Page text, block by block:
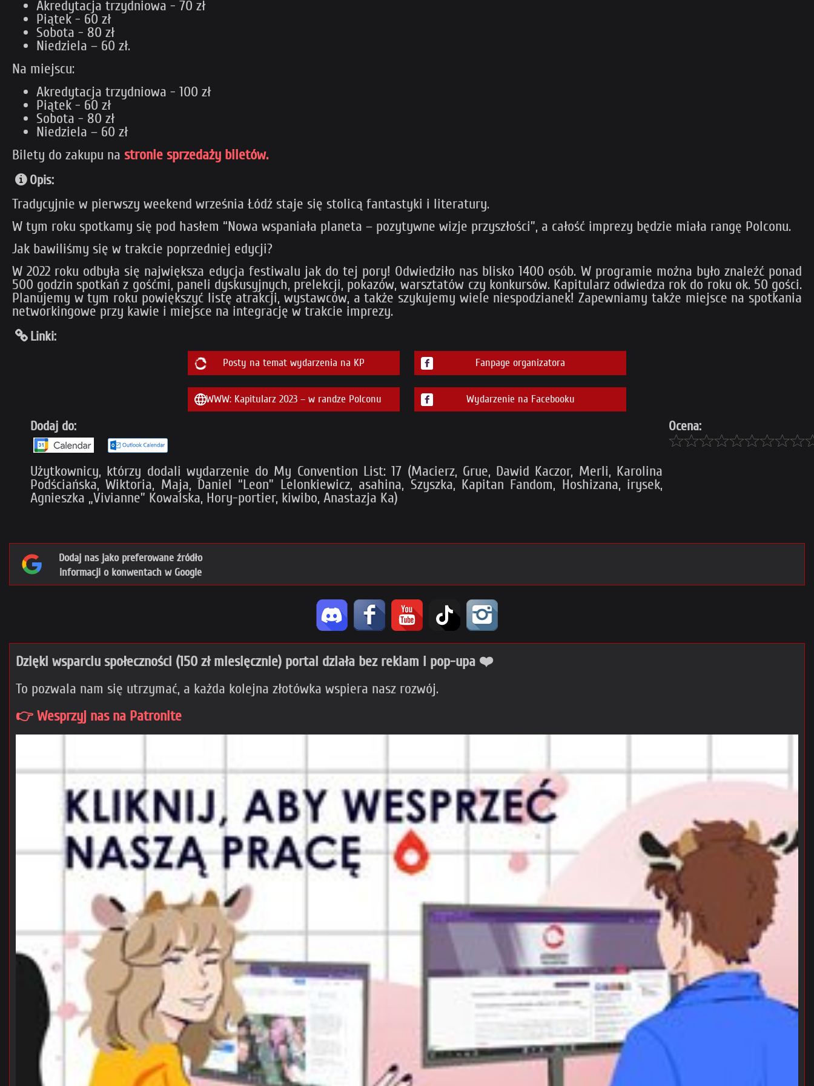
Akredytacja trzydniowa - 70 zł
Piątek - 60 zł
Sobota - 80 zł
Niedziela – 60 zł.
Na miejscu:
Akredytacja trzydniowa - 100 zł
Piątek - 60 zł
Sobota - 80 zł
Niedziela – 60 zł
Bilety do zakupu na stronie sprzedaży biletów.
Opis:
Tradycyjnie w pierwszy weekend września Łódź staje się stolicą fantastyki i literatury.
W tym roku spotkamy się pod hasłem “Nowa wspaniała planeta – pozytywne wizje przyszłości”, a całość imprezy będzie miała rangę Polconu.
Jak bawiliśmy się w trakcie poprzedniej edycji?
W 2022 roku odbyła się największa edycja festiwalu jak do tej pory! Odwiedziło nas blisko 1400 osób. W programie można było znaleźć ponad
500 godzin spotkań z gośćmi, paneli dyskusyjnych, prelekcji, pokazów, warsztatów czy konkursów. Kapitularz odwiedza rok do roku ok. 50 gości.
Planujemy w tym roku powiększyć listę atrakcji, wystawców, a także szykujemy wiele niespodzianek! Zapewniamy także miejsce na spotkania
networkingowe przy kawie i miejsce na integrację w trakcie imprezy.
Linki:
Posty na temat wydarzenia na KP Fanpage organizatora
WWW: Kapitularz 2023 – w randze Polconu Wydarzenie na Facebooku
Dodaj do:
Użytkownicy, którzy dodali wydarzenie do My Convention List: 17 (Macierz, Grue, Dawid Kaczor, Merli, Karolina
Podściańska, Wiktoria, Maja, Daniel “Leon” Lelonkiewicz, asahina, Szyszka, Kapitan Fandom, Hoshizana, irysek,
Agnieszka „Vivianne” Kowalska, Hory-portier, kiwibo, Anastazja Ka)
Ocena:
Dodaj nas jako preferowane źródło
informacji o konwentach w Google
Dzięki wsparciu społeczności (150 zł miesięcznie) portal działa bez reklam i pop-upa ❤️
To pozwala nam się utrzymać, a każda kolejna złotówka wspiera nasz rozwój.
👉 Wesprzyj nas na Patronite